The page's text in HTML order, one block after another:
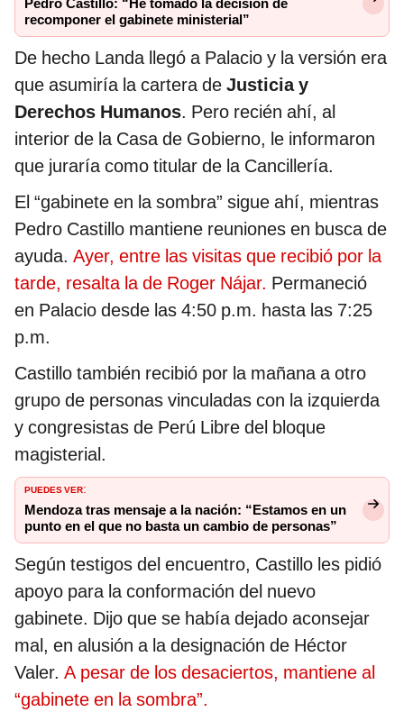
Pedro Castillo: “He tomado la decisión de
recomponer el gabinete ministerial”
De hecho Landa llegó a Palacio y la versión era
que asumiría la cartera de Justicia y
Derechos Humanos. Pero recién ahí, al
interior de la Casa de Gobierno, le informaron
que juraría como titular de la Cancillería.
El “gabinete en la sombra” sigue ahí, mientras
Pedro Castillo mantiene reuniones en busca de
ayuda. Ayer, entre las visitas que recibió por la
tarde, resalta la de Roger Nájar. Permaneció
en Palacio desde las 4:50 p.m. hasta las 7:25
p.m.
Castillo también recibió por la mañana a otro
grupo de personas vinculadas con la izquierda
y congresistas de Perú Libre del bloque
magisterial.
PUEDES VER:
Mendoza tras mensaje a la nación: “Estamos en un
punto en el que no basta un cambio de personas”
Según testigos del encuentro, Castillo les pidió
apoyo para la conformación del nuevo
gabinete. Dijo que se había dejado aconsejar
mal, en alusión a la designación de Héctor
Valer. A pesar de los desaciertos, mantiene al
“gabinete en la sombra”.